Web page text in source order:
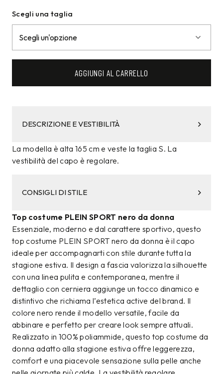
Scegli una taglia
AGGIUNGI AL CARRELLO
DESCRIZIONE E VESTIBILITÀ
La modella è alta 165 cm e veste la taglia S. La
vestibilità del capo è regolare.
CONSIGLI DI STILE
Top costume PLEIN SPORT nero da donna
Essenziale, moderno e dal carattere sportivo, questo
top costume PLEIN SPORT nero da donna è il capo
ideale per accompagnarti con stile durante tutta la
stagione estiva. Il design a fascia valorizza la silhouette
con una linea pulita e contemporanea, mentre il
dettaglio con cerniera aggiunge un tocco dinamico e
distintivo che richiama l’estetica active del brand. Il
colore nero rende il modello versatile, facile da
abbinare e perfetto per creare look sempre attuali.
Realizzato in 100% poliammide, questo top costume da
donna adatto alla stagione estiva offre leggerezza,
comfort e una piacevole sensazione sulla pelle anche